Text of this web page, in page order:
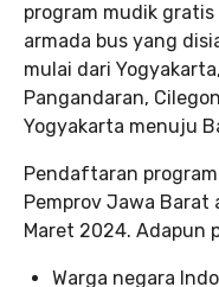
program mudik
armada bus yang
mulai dari
Pangandaran,
Yogyakarta menuju
Pendaftaran
Pemprov Jawa Barat
Maret 2024. Adapun
Warga negara